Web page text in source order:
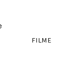
Main
FILME